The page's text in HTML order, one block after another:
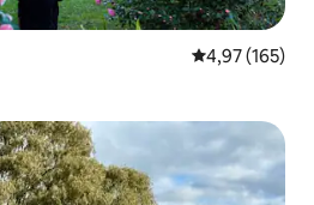
Średnia
4,97 (165)